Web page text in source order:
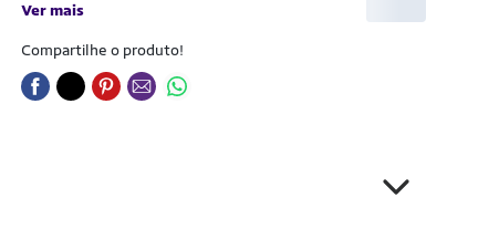
Ver mais
Compartilhe o produto!